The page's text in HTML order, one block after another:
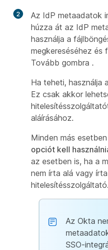
2
Az IdP metaadatok
húzza át az IdP
használja a
megkereséséhez és
Tovább gombra .
Ha teheti, használja a
Ez csak akkor
aláírásához.
Minden más
opciót kell
az esetben is, ha a
nem írta alá vagy
hitelesítésszolgáltató.
Az Okta
SSO-